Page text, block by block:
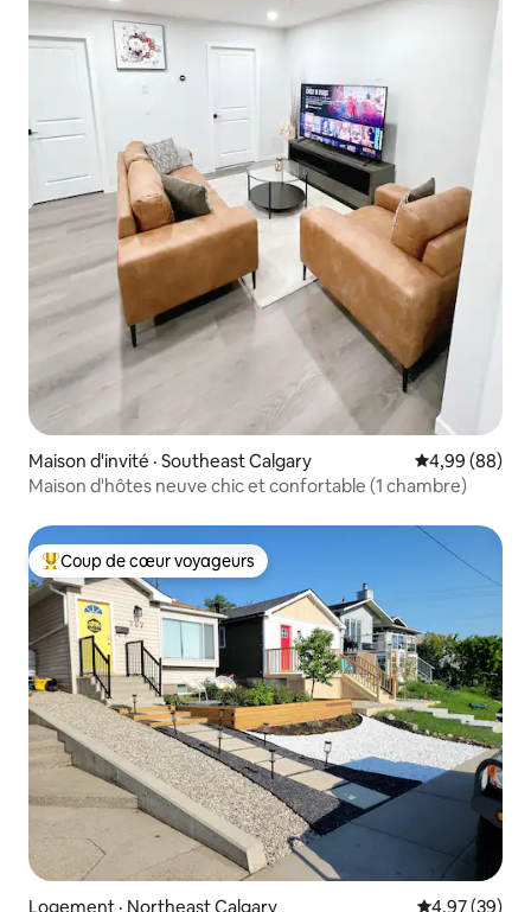
Maison d'invité · Southeast Calgary Note
4,99 (88)
Maison d'hôtes neuve chic et confortable (1 chambre)
Coup de cœur voyageurs parmi les plus aimés
Coup de cœur voyageurs
Logement · Northeast Calgary Note
4,97 (39)